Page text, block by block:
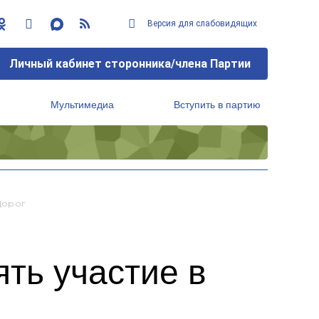
Версия для слабовидящих
Личный кабинет сторонника/члена Партии
Мультимедиа Вступить в партию
участие в